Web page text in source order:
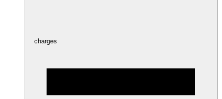
charges